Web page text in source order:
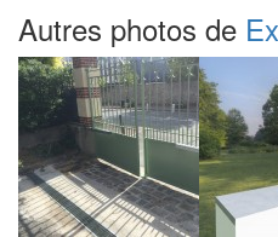
Autres photos de